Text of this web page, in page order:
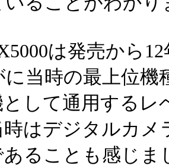
は発売から
当時の最上位機
して通用する
時はデジタルカ
ることも感じま